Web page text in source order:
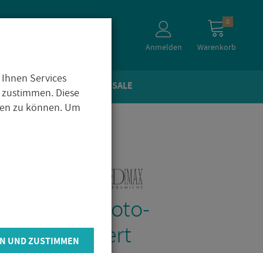
Services
Diese
zu können. Um
UND ZUSTIMMEN
Anmelden
0
Warenkorb
ZU­BE­HÖR SALE
Iro Lo­to-
rek­ti­fi­ziert